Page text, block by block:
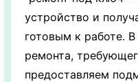
устройство и
готовым к работе.
ремонта,
предоставляем